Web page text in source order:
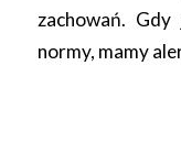
zachowań. Gdy
normy, mamy